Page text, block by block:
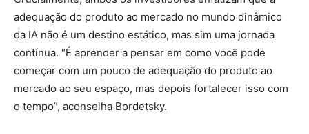
adequação do produto ao mercado no mundo dinâmico
da IA ​​não é um destino estático, mas sim uma jornada
contínua. “É aprender a pensar em como você pode
começar com um pouco de adequação do produto ao
mercado ao seu espaço, mas depois fortalecer isso com
o tempo”, aconselha Bordetsky.